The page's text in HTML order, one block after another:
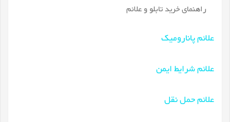
راهنمای خرید تابلو و علائم
علائم پانارومیک
علائم شرایط ایمن
علائم حمل نقل